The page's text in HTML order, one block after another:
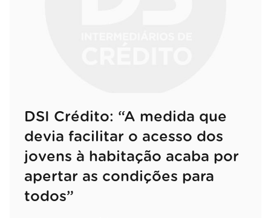
DSI Crédito: “A medida que
devia facilitar o acesso dos
jovens à habitação acaba por
apertar as condições para
todos”